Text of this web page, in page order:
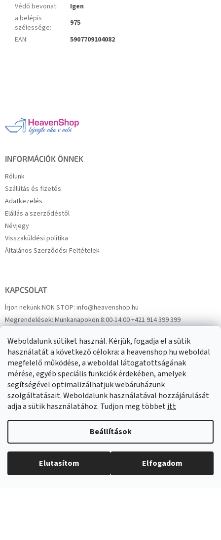
Weboldalunk sütiket használ. Kérjük, fogadja el a sütik
használatát a következő célokra: a heavenshop.hu weboldal
megfelelő működése, a weboldal látogatottságának
mérése, egyéb speciális funkciók érdekében, amelyek
segítségével optimalizálhatjuk webáruházunk
szolgáltatásait. Weboldalunk használatával hozzájárulását
adja a sütik használatához. Tudjon meg többetitt
Beállítások
Elutasítom Elfogadom
Védő bevonat:
Igen
a belépís
szélessége:
975
EAN: 5907709104082
INFORMÁCIÓK ÖNNEK
Rólunk
Szállítás és fizetés
Adatkezelés
Elállás a szerződéstől
Névjegy
Visszaküldési politika
Általános Szerződési Feltételek
KAPCSOLAT
Írjon nekünk:NON STOP: info@heavenshop.hu
Megrendelések:Munkanapokon 8:00-14:00 +421 914 399 399
FacebookHeavenShop.sk
Eredményeink